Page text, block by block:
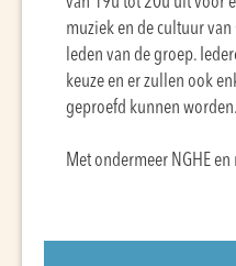
muziek en de cultuur
leden van de groep.
keuze en er zullen ook
geproefd kunnen worden.
Met ondermeer NGHEen